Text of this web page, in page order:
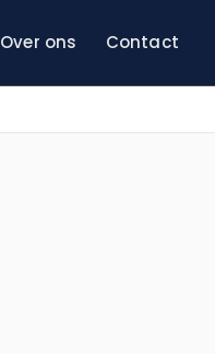
Over ons Contact